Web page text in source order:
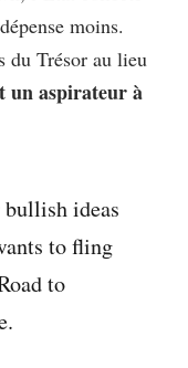
moins.
du Trésor au lieu
un aspirateur à
ideas
to fling
to